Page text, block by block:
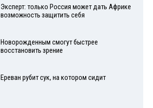
Эксперт: только Россия может дать Африке
возможность защитить себя
Новорожденным смогут быстрее
восстановить зрение
Ереван рубит сук, на котором сидит